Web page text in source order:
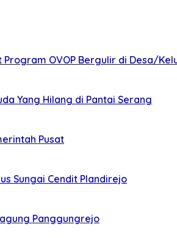
OVOP Bergulir di Desa/
Yang Hilang di Pantai Serang
Pusat
Sungai Cendit Plandirejo
Panggungrejo